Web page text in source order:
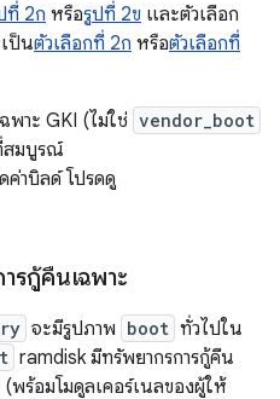
ที่ 2ก หรือรูปที่ 2ข และตัวเลือก
ป็นตัวเลือกที่ 2ก หรือตัวเลือกที่
พาะ GKI (ไม่ใช่ vendor_boot
สมบูรณ์
ค่าบิลด์ โปรดดู
รกู้คืนเฉพาะ
จะมีรูปภาพ boot ทั่วไปใน
ramdisk มีทรัพยากรการกู้คืน
(พร้อมโมดูลเคอร์เนลของผู้ให้